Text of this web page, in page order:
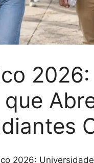
2026:
2026: